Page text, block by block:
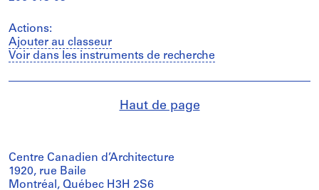
Actions:
Ajouter au classeur
Voir dans les instruments de recherche
Haut de page
Centre Canadien d’Architecture
1920, rue Baile
Montréal, Québec H3H 2S6